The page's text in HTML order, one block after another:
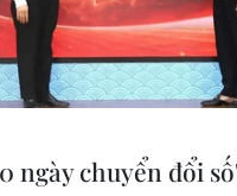
ngày chuyển đổi